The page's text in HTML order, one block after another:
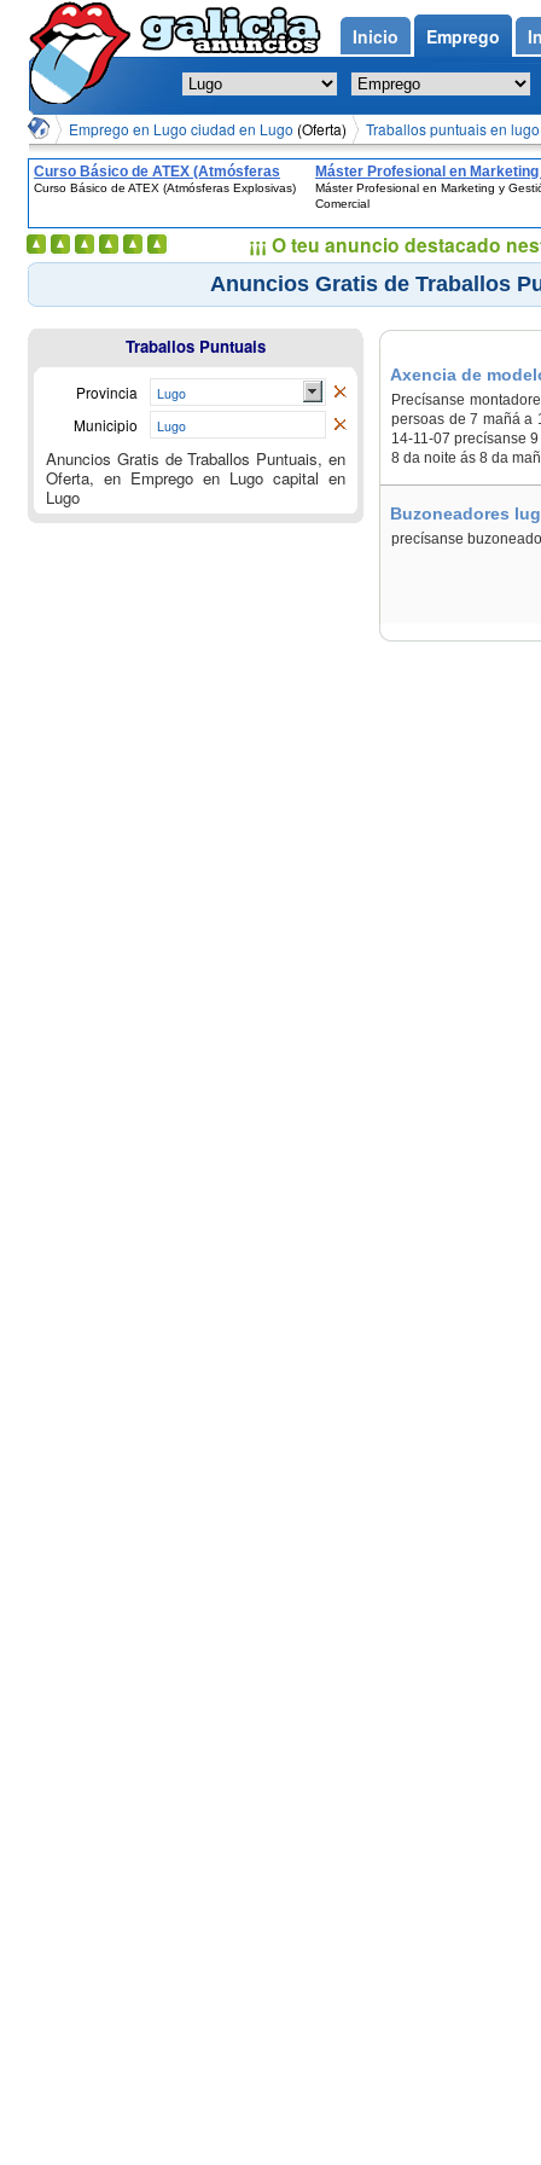
Emprego en Lugo ciudad en Lugo (Oferta) Traballos puntuais en
Curso Básico de ATEX (Atmósferas
Explosivas)
Curso Básico de ATEX (Atmósferas Explosivas)
Máster Profesional en
Gestión Comercial
Máster Profesional en Marketing y
Comercial
Anuncios Gratis de Traballos
Axencia de
Precísanse
persoas de 7 mañá a
14-11-07 precísanse
8 da noite ás 8 da
Buzoneadores
precísanse
Traballos Puntuais
Provincia Lugo
Municipio Lugo
Anuncios Gratis de Traballos Puntuais, en
Oferta, en Emprego en Lugo capital en
Lugo
Inicio Emprego
¡¡¡ O teu anuncio destacado